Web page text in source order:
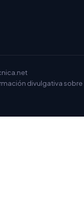
divulgativa sobre